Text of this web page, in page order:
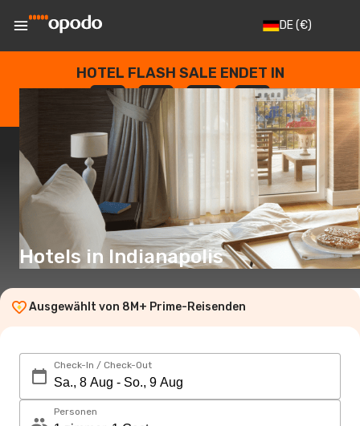
DE(€)
HOTEL FLASH SALE ENDET IN
--
TAGE
: --
STUNDEN
: --
SEKUNDEN
Hotels in Indianapolis
Ausgewählt von 8M+ Prime-Reisenden
Check-In / Check-Out
Personen